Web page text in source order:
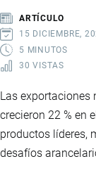
DE
ARTÍCULO
15 DICIEMBRE,
5 MINUTOS
30 VISTAS
Las exportaciones
crecieron 22 % en
productos líderes,
desafíos